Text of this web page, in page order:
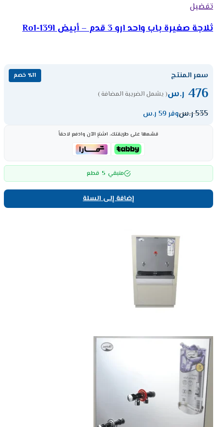
تفضيل
ثلاجة صغيرة باب واحد ارو 3 قدم – أبيض Ro1-139l
سعر المنتج ٪11 خصم
476 ر.س( يشمل الضريبة المضافة )
535ر.سوفر 59 ر.س
قسّمها على طريقتك، اشترِ الآن وادفع لاحقاً
متبقي 5 قطع
إضافة إلى السلة